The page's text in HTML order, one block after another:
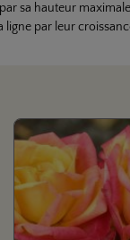
sa hauteur
par leur